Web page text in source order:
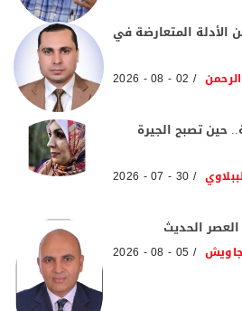
الأدلة المتعارضة في
02 - 08 - 2026
سلامة.. حين تصبح الجيرة
30 - 07 - 2026
الحديث
05 - 08 - 2026